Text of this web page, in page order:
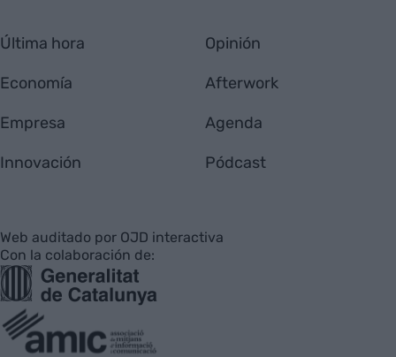
Última hora
Economía
Empresa
Innovación
Opinión
Afterwork
Agenda
Pódcast
Web auditado por OJD interactiva
Con la colaboración de: